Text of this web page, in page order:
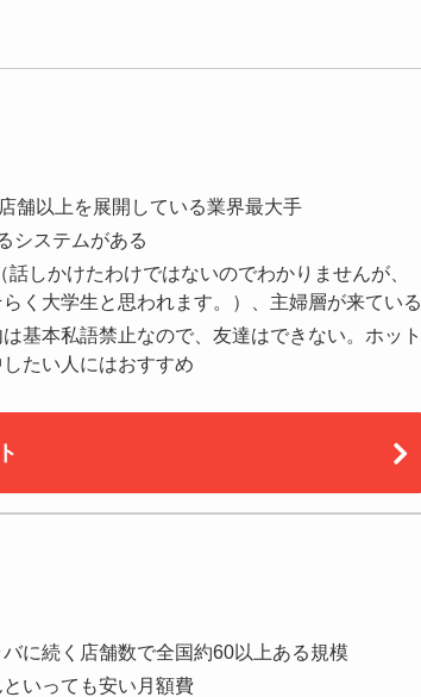
舗以上を展開している業界最大手
システムがある
話しかけたわけではないのでわかりませんが、
く大学生と思われます。）、主婦層が来ている
基本私語禁止なので、友達はできない。ホット
たい人にはおすすめ
バに続く店舗数で全国約60以上ある規模
いっても安い月額費